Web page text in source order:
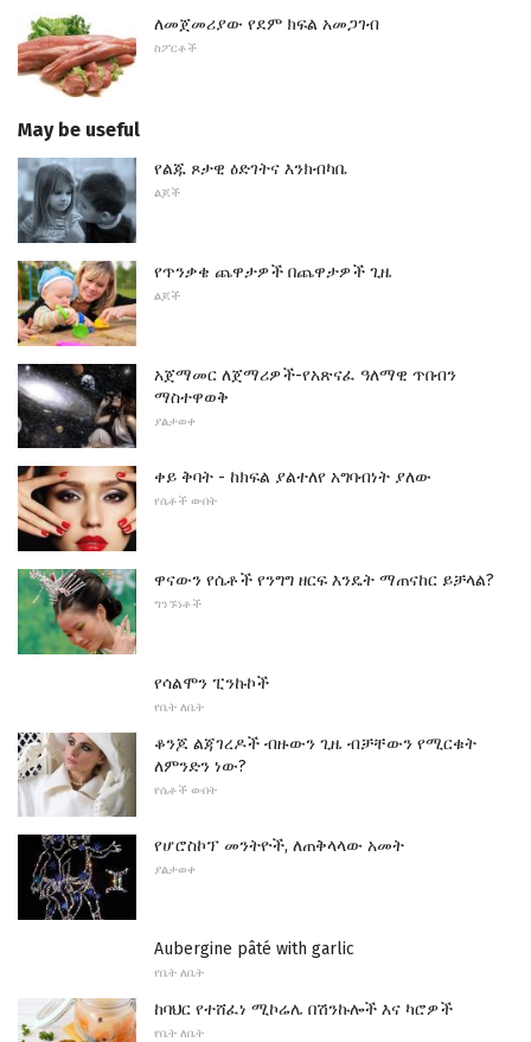
ለመጀመሪያው የደም ክፍል አመጋገብ
ስፖርቶች
May be useful
የልጁ ጾታዊ ዕድገትና እንክብካቤ
ልጆች
የጥንቃቄ ጨዋታዎች በጨዋታዎች ጊዜ
ልጆች
አጀማመር ለጀማሪዎች-የአጽናፈ ዓለማዊ ጥበብን
ማስተዋወቅ
ያልታወቀ
ቀይ ቅባት - ከክፍል ያልተለየ አግባብነት ያለው
የሴቶች ውበት
ዋናውን የሴቶች የንግግ ዘርፍ እንዴት ማጠናከር ይቻላል?
ግንኙነቶች
የሳልሞን ፒንኩኮች
የቤት ለቤት
ቆንጆ ልጃገረዶች ብዙውን ጊዜ ብቻቸውን የሚርቁት
ለምንድን ነው?
የሴቶች ውበት
የሆሮስኮፕ መንትዮች, ለጠቅላላው አመት
ያልታወቀ
Aubergine pâté with garlic
የቤት ለቤት
ከባህር የተሸፈነ ሚኮሬሌ በሽንኩሎች እና ካሮዎች
የቤት ለቤት